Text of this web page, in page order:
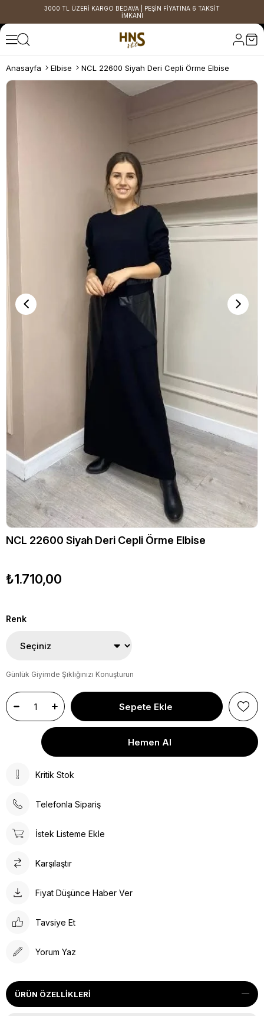
3000 TL ÜZERİ KARGO BEDAVA | PEŞİN FİYATINA 6 TAKSİT
İMKANI
Anasayfa Elbise NCL 22600 Siyah Deri Cepli Örme Elbise
NCL 22600 Siyah Deri Cepli Örme Elbise
₺1.710,00
Renk
Günlük Giyimde Şıklığınızı Konuşturun
Kritik Stok
Telefonla Sipariş
İstek Listeme Ekle
Karşılaştır
Fiyat Düşünce Haber Ver
Tavsiye Et
Yorum Yaz
ÜRÜN ÖZELLIKLERI